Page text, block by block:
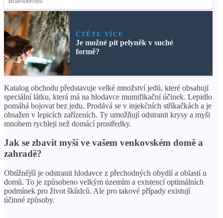
ČTĚTE VÍCE
Je možné pít pelyněk v suché
formě?
Katalog obchodu představuje velké množství jedů, které obsahují
speciální látku, která má na hlodavce mumifikační účinek. Lepidlo
pomáhá bojovat bez jedu. Prodává se v injekčních stříkačkách a je
obsažen v lepicích zařízeních. Ty umožňují odstranit krysy a myši
mnohem rychleji než domácí prostředky.
Jak se zbavit myší ve vašem venkovském domě a
zahradě?
Obtížnější je odstranit hlodavce z přechodných obydlí a oblastí u
domů. To je způsobeno velkým územím a existencí optimálních
podmínek pro život škůdců. Ale pro takové případy existují
účinné způsoby.